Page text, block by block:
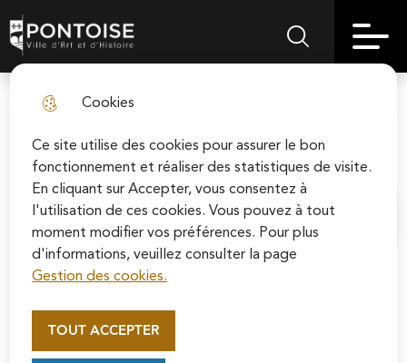
Cookies
Ce site utilise des cookies pour assurer le bon
fonctionnement et réaliser des statistiques de visite.
En cliquant sur Accepter, vous consentez à
l'utilisation de ces cookies. Vous pouvez à tout
moment modifier vos préférences. Pour plus
d'informations, veuillez consulter la page
Gestion des cookies.
TOUT ACCEPTER
to
menu
Skip to
search
Skip to
site map
Soutenez la rénovation de la cathédrale Saint-
Pontoise | Ville d'art et d'histoireMenu principalRechercher sur
bord de l’Oise
sports invite chacun à bouger, jouer
et partager... au bord de l'Oise !